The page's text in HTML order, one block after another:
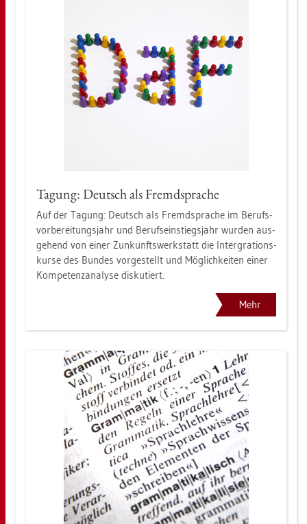
Ta­gung: Deutsch als Fremd­spra­che
Auf der Ta­gung: Deutsch als Fremd­spra­che im Be­rufs­
vor­be­rei­tungs­jahr und Be­rufs­ein­stiegs­jahr wur­den aus­
ge­hend von einer Zun­kunfts­werk­statt die In­ter­gra­ti­ons­
kur­se des Bun­des vor­ge­stellt und Mög­lich­kei­ten einer
Kom­pe­tenz­ana­ly­se dis­ku­tiert.
Mehr